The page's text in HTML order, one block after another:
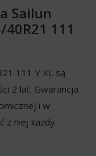
Sailun
40R21 111
111 Y XL są
2 lat. Gwarancja
i w
z niej każdy